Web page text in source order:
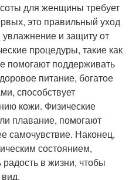
для женщины требует
это правильный уход
и защиту от
процедуры, такие как
помогают поддерживать
питание, богатое
способствует
кожи. Физические
плавание, помогают
самочувствие. Наконец,
состоянием,
радость в жизни, чтобы